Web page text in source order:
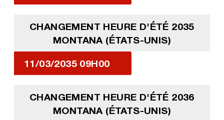
CHANGEMENT HEURE D'ÉTÉ 2035
MONTANA (ÉTATS-UNIS)
11/03/2035 09H00
CHANGEMENT HEURE D'ÉTÉ 2036
MONTANA (ÉTATS-UNIS)